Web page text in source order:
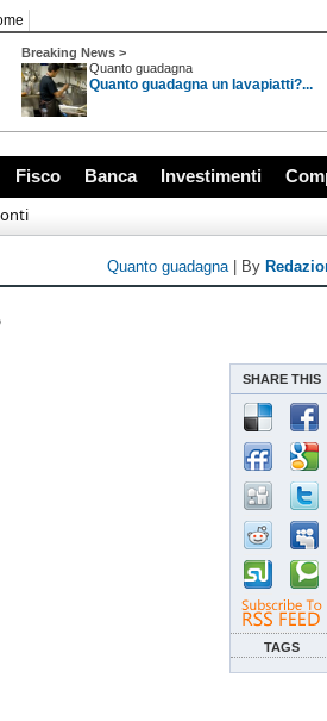
Breaking News >
Quanto guadagna
Quanto guadagna un lavapiatti?...
Fisco Banca Investimenti
Quanto guadagna| By
SHARE THIS
TAGS